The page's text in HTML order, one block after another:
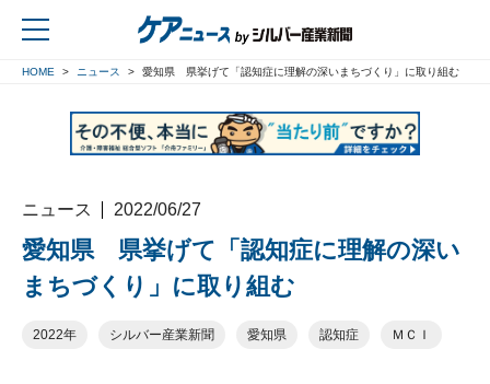
HOME ニュース 愛知県 県挙げて「認知症に理解の深いまちづくり」に取り組む
ニュース 2022/06/27
愛知県 県挙げて「認知症に理解の深い
まちづくり」に取り組む
2022年 シルバー産業新聞 愛知県 認知症 ＭＣＩ